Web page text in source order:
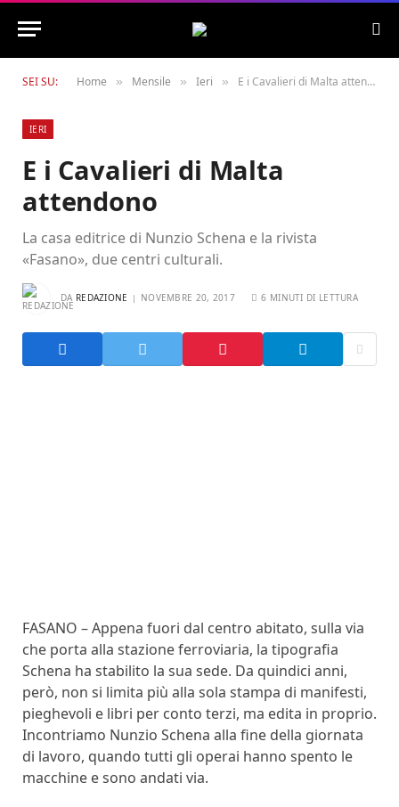
SEI SU: Home » Mensile » Ieri » E i Cavalieri di Malta attendono
IERI
E i Cavalieri di Malta
attendono
La casa editrice di Nunzio Schena e la rivista
«Fasano», due centri culturali.
DA REDAZIONE NOVEMBRE 20, 2017 6 MINUTI DI LETTURA
FASANO – Appena fuori dal centro abitato, sulla via
che porta alla stazione ferroviaria, la tipografia
Schena ha stabilito la sua sede. Da quindici anni,
però, non si limita più alla sola stampa di manifesti,
pieghevoli e libri per conto terzi, ma edita in proprio.
Incontriamo Nunzio Schena alla fine della giornata
di lavoro, quando tutti gli operai hanno spento le
macchine e sono andati via.